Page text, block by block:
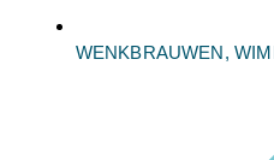
WENKBRAUWEN,